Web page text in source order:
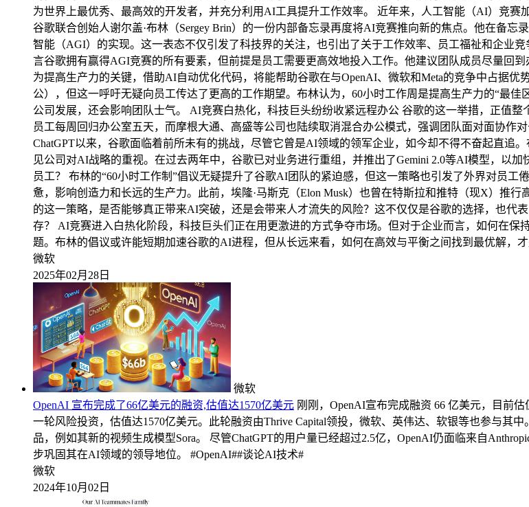
为世界上最优秀、最高效的开发者，并充分利用AI工具提升工作效率。 近年来，人工智能（AI）竞赛
谷歌联合创始人谢尔盖·布林（Sergey Brin）的一份内部备忘录再度将AI竞赛推向新的焦点。他在备
智能（AGI）的实现。这一表态不仅引发了科技界的关注，也引出了关于工作效率、员工福祉和企业
言谷歌拥有赢得AGI竞赛的所有要素，但前提是员工需要更高效地投入工作。他建议团队成员尽量回
为提高生产力的关键，借助AI自动优化代码，将能帮助谷歌在与OpenAI、微软和Meta的竞争中占据
公），但这一呼吁无疑向员工传达了更高的工作期望。布林认为，60小时工作周是提高生产力的“最
公司发展，还会影响团队士气。 AI竞赛白热化，科技巨头纷纷收紧远程办公 谷歌的这一举措，正值
员工每周回归办公室五天，而摩根大通、高盛等公司也陆续取消混合办公模式，强调团队面对面协作
ChatGPT以来，谷歌面临着前所未有的挑战，尽管它曾是AI领域的领军企业，如今却不得不奋起直追
见公司对AI战略的重视。在过去两年中，谷歌已对业务进行重组，并推出了Gemini 2.0等AI模型，以
员工？ 布林的“60小时工作制”倡议无疑提升了谷歌AI团队的紧迫感，但这一策略也引发了外界对员
惫，影响创造力和长远的生产力。此前，埃隆·马斯克（Elon Musk）也曾在特斯拉和推特（现X）推
的这一策略，是否能够真正带来AI突破，还是会带来人才流失的风险？这不仅仅是谷歌的选择，也
存？ AI竞赛进入白热化阶段，科技巨头们正在用更激进的方式争夺市场。但对于企业而言，如何在
题。布林的倡议或许能短期加速谷歌的AI进程，但从长远来看，如何在高效与平衡之间找到最优解，
微软
2025年02月28日
微软
OpenAI 宣布完成了66亿美元的融资,估值达1570亿美元 刚刚，OpenAI宣布完成融资 66 亿美元，目前
一轮风险投资，估值达1570亿美元。此轮融资由Thrive Capital领投，微软、英伟达、软银等也参与其
品，例如其新的视频生成模型Sora。 尽管ChatGPT的用户量已经超过2.5亿，OpenAI仍面临来自
步巩固其在AI领域的领导地位。 #OpenAI##谈论AI技术#
微软
2024年10月02日